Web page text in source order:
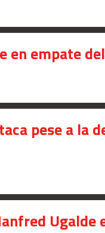
en empate
pese a la